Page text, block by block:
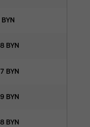
BYN
BYN
BYN
BYN
BYN